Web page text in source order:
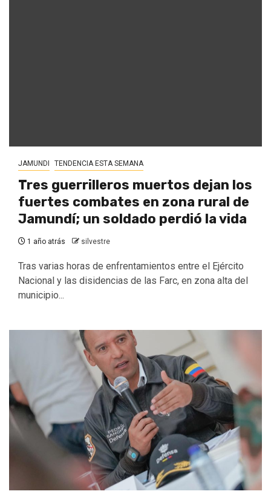
JAMUNDI TENDENCIA ESTA SEMANA
Tres guerrilleros muertos dejan los
fuertes combates en zona rural de
Jamundí; un soldado perdió la vida
1 año atrás silvestre
Tras varias horas de enfrentamientos entre el Ejército
Nacional y las disidencias de las Farc, en zona alta del
municipio...